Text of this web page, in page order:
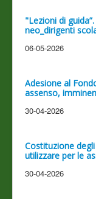
"Lezioni di
neo_dirigenti
06-05-2026
Adesione al
assenso,
30-04-2026
Costituzione
utilizzare per le
30-04-2026